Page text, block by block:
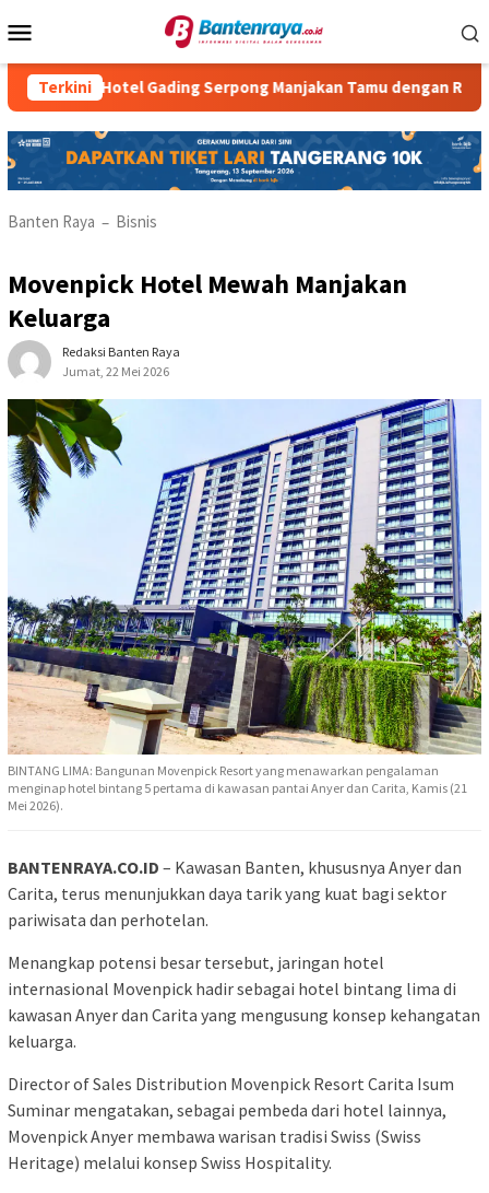
ke
Mobile
Terkini
Hotel Gading Serpong Manjakan Tamu dengan Robot Waiter
Banten Raya – Bisnis
Movenpick Hotel Mewah Manjakan
Keluarga
Redaksi Banten Raya
Jumat, 22 Mei 2026
BINTANG LIMA: Bangunan Movenpick Resort yang menawarkan pengalaman
menginap hotel bintang 5 pertama di kawasan pantai Anyer dan Carita, Kamis (21
Mei 2026).
BANTENRAYA.CO.ID – Kawasan Banten, khususnya Anyer dan
Carita, terus menunjukkan daya tarik yang kuat bagi sektor
pariwisata dan perhotelan.
Menangkap potensi besar tersebut, jaringan hotel
internasional Movenpick hadir sebagai hotel bintang lima di
kawasan Anyer dan Carita yang mengusung konsep kehangatan
keluarga.
Director of Sales Distribution Movenpick Resort Carita Isum
Suminar mengatakan, sebagai pembeda dari hotel lainnya,
Movenpick Anyer membawa warisan tradisi Swiss (Swiss
Heritage) melalui konsep Swiss Hospitality.